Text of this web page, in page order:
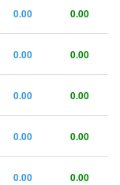
0.00 0.00
0.00 0.00
0.00 0.00
0.00 0.00
0.00 0.00